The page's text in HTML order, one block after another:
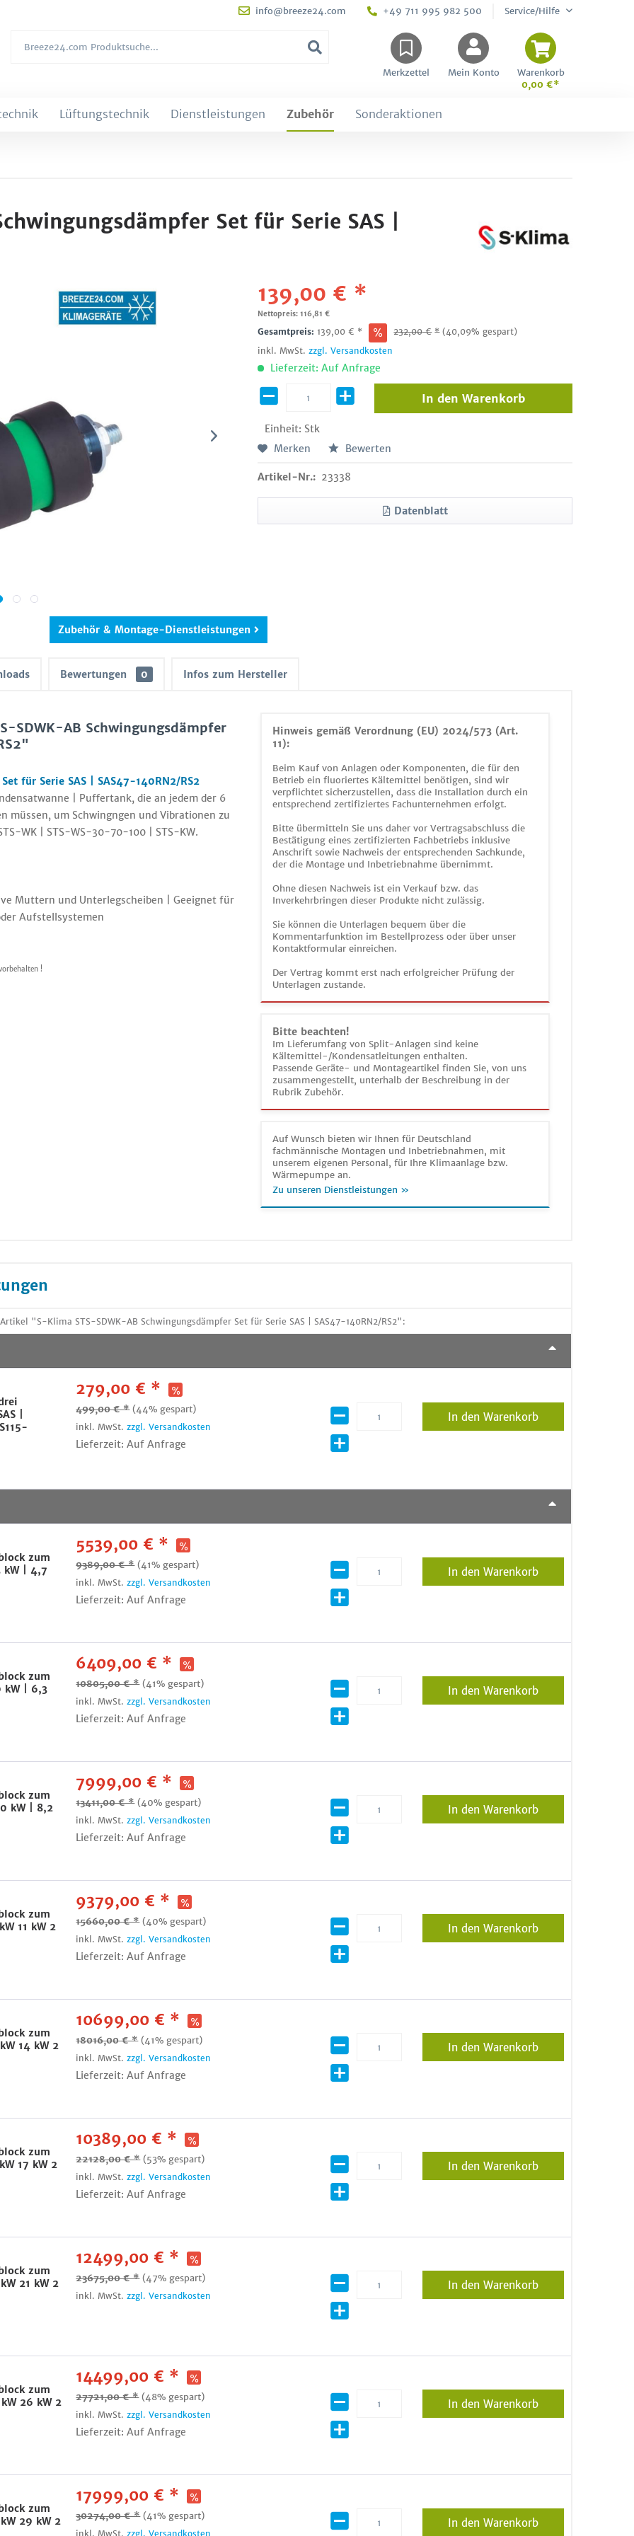
info@breeze24.com +49 711 995 982 500 Service/Hilfe
Merkzettel Mein Konto
Warenkorb
0,00 €*
Lüftungstechnik Dienstleistungen Zubehör Sonderaktionen
Set für Serie SAS |
139,00 € *
Nettopreis: 116,81 €
Gesamtpreis: 139,00 € * 232,00€ * (40,09% gespart)
inkl. MwSt.zzgl. Versandkosten
Lieferzeit: Auf Anfrage
Einheit: Stk
In den Warenkorb
Merken Bewerten
Artikel-Nr.: 23338
Datenblatt
Zubehör & Montage-Dienstleistungen
Bewertungen 0 Infos zum Hersteller
Hinweis gemäß Verordnung (EU) 2024/573 (Art.
11):
Beim Kauf von Anlagen oder Komponenten, die für den
Betrieb ein fluoriertes Kältemittel benötigen, sind wir
verpflichtet sicherzustellen, dass die Installation durch ein
entsprechend zertifiziertes Fachunternehmen erfolgt.
Bitte übermitteln Sie uns daher vor Vertragsabschluss die
Bestätigung eines zertifizierten Fachbetriebs inklusive
Anschrift sowie Nachweis der entsprechenden Sachkunde,
der die Montage und Inbetriebnahme übernimmt.
Ohne diesen Nachweis ist ein Verkauf bzw. das
Inverkehrbringen dieser Produkte nicht zulässig.
Sie können die Unterlagen bequem über die
Kommentarfunktion im Bestellprozess oder über unser
Kontaktformular einreichen.
Der Vertrag kommt erst nach erfolgreicher Prüfung der
Unterlagen zustande.
Bitte beachten!
Im Lieferumfang von Split-Anlagen sind keine
Kältemittel-/Kondensatleitungen enthalten.
Passende Geräte- und Montageartikel finden Sie, von uns
zusammengestellt, unterhalb der Beschreibung in der
Rubrik Zubehör.
Auf Wunsch bieten wir Ihnen für Deutschland
fachmännische Montagen und Inbetriebnahmen, mit
unserem eigenen Personal, für Ihre Klimaanlage bzw.
Wärmepumpe an.
Zu unseren Dienstleistungen »
SDWK-AB Schwingungsdämpfer
für Serie SAS | SAS47-140RN2/RS2
| Puffertank, die an jedem der 6
müssen, um Schwingngen und Vibrationen zu
WK | STS-WS-30-70-100 | STS-KW.
Muttern und Unterlegscheiben | Geeignet für
Aufstellsystemen
!
"S-Klima STS-SDWK-AB Schwingungsdämpfer Set für Serie SAS | SAS47-140RN2/RS2":
|
279,00 € *
499,00 € * (44% gespart)
inkl. MwSt.zzgl. Versandkosten
Lieferzeit: Auf Anfrage
In den Warenkorb
zum
kW | 4,7
5539,00 € *
9389,00 € * (41% gespart)
inkl. MwSt.zzgl. Versandkosten
Lieferzeit: Auf Anfrage
In den Warenkorb
zum
kW | 6,3
6409,00 € *
10805,00 € * (41% gespart)
inkl. MwSt.zzgl. Versandkosten
Lieferzeit: Auf Anfrage
In den Warenkorb
zum
kW | 8,2
7999,00 € *
13411,00 € * (40% gespart)
inkl. MwSt.zzgl. Versandkosten
Lieferzeit: Auf Anfrage
In den Warenkorb
zum
11 kW 2
9379,00 € *
15660,00 € * (40% gespart)
inkl. MwSt.zzgl. Versandkosten
Lieferzeit: Auf Anfrage
In den Warenkorb
zum
14 kW 2
10699,00 € *
18016,00 € * (41% gespart)
inkl. MwSt.zzgl. Versandkosten
Lieferzeit: Auf Anfrage
In den Warenkorb
zum
17 kW 2
10389,00 € *
22128,00 € * (53% gespart)
inkl. MwSt.zzgl. Versandkosten
Lieferzeit: Auf Anfrage
In den Warenkorb
zum
21 kW 2
12499,00 € *
23675,00 € * (47% gespart)
inkl. MwSt.zzgl. Versandkosten
In den Warenkorb
zum
26 kW 2
14499,00 € *
27721,00 € * (48% gespart)
inkl. MwSt.zzgl. Versandkosten
Lieferzeit: Auf Anfrage
In den Warenkorb
zum
29 kW 2
17999,00 € *
30274,00 € * (41% gespart)
inkl. MwSt.zzgl. Versandkosten
In den Warenkorb